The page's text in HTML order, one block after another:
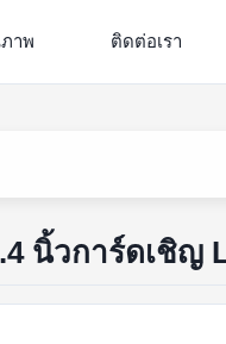
าพ ติดต่อเรา
นิ้วการ์ดเชิญ